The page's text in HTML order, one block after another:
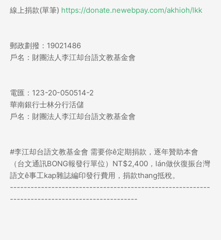
線上捐款(單筆) https://donate.newebpay.com/akhioh/lkk
郵政劃撥：19021486
戶名：財團法人李江却台語文教基金會
電匯：123-20-050514-2
華南銀行士林分行活儲
戶名：財團法人李江却台語文教基金會
#李江却台語文教基金會 需要你ê定期捐款，逐年贊助本會
（台文通訊BONG報發行單位）NT$2,400，lán做伙復振台灣
語文ê事工kap雜誌編印發行費用，捐款thang抵稅。
----------------------------------------------------------
-------------------------------------